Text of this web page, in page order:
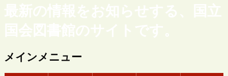
最新の情報をお知らせする、国立
国会図書館のサイトです。
メインメニュー